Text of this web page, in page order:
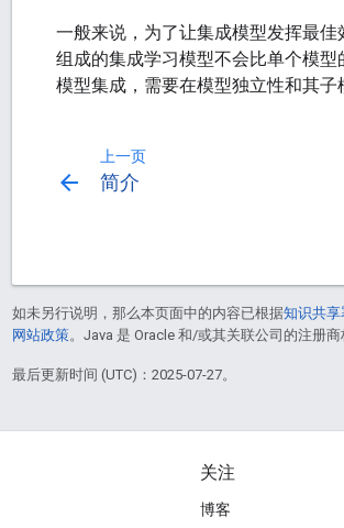
一般来说，为了让集成模型发挥最
组成的集成学习模型不会比单个模
模型集成，需要在模型独立性和其子
上一页
arrow_back 简介
如未另行说明，那么本页面中的内容已根据知识共享
网站政策。Java 是 Oracle 和/或其关联公司的注册商
最后更新时间 (UTC)：2025-07-27。
关注
博客